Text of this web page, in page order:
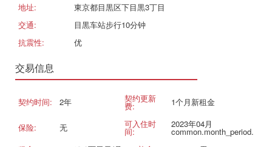
地址:
東京都目黒区下目黒3丁目
交通:
目黒车站步行10分钟
抗震性:
优
交易信息
契约时间: 2年 契约更新
费: 1个月新租金
保险: 无 可入住时
间:
2023年04月
common.month_period.